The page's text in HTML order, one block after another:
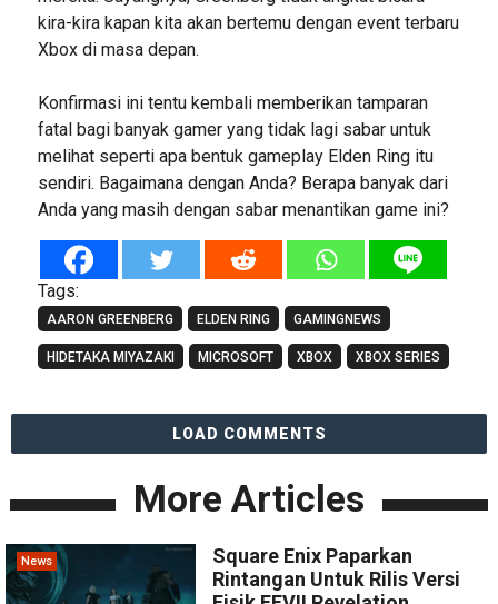
kira-kira kapan kita akan bertemu dengan event terbaru
Xbox di masa depan.
Konfirmasi ini tentu kembali memberikan tamparan
fatal bagi banyak gamer yang tidak lagi sabar untuk
melihat seperti apa bentuk gameplay Elden Ring itu
sendiri. Bagaimana dengan Anda? Berapa banyak dari
Anda yang masih dengan sabar menantikan game ini?
Tags:
AARON GREENBERG ELDEN RING GAMINGNEWS
HIDETAKA MIYAZAKI MICROSOFT XBOX XBOX SERIES
LOAD COMMENTS
More Articles
News
Square Enix Paparkan
Rintangan Untuk Rilis Versi